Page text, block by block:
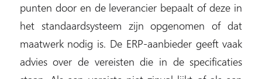
punten door en de leverancier bepaalt of deze in
het standaardsysteem zijn opgenomen of dat
maatwerk nodig is. De ERP-aanbieder geeft vaak
advies over de vereisten die in de specificaties